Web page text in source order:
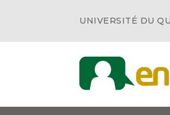
UNIVERSITÉ DU